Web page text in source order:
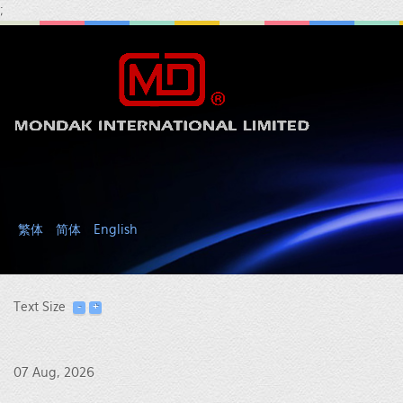
;
繁体 简体 English
Text Size
07 Aug, 2026